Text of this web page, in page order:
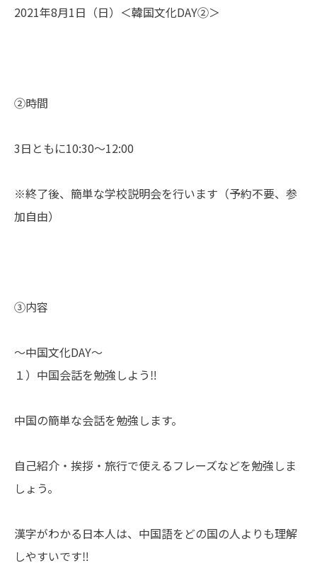
2021年8月1日（日）＜韓国文化DAY②＞
②時間
3日ともに10:30～12:00
※終了後、簡単な学校説明会を行います（予約不要、参
加自由）
③内容
～中国文化DAY～
１）中国会話を勉強しよう‼
中国の簡単な会話を勉強します。
自己紹介・挨拶・旅行で使えるフレーズなどを勉強しま
しょう。
漢字がわかる日本人は、中国語をどの国の人よりも理解
しやすいです‼